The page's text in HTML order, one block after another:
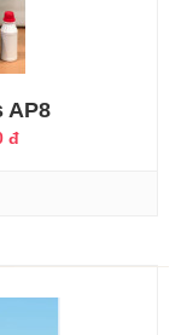
AP8
đ